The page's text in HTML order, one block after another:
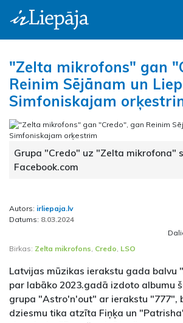
"Zelta mikrofons" gan
Reinim Sējānam un
Simfoniskajam
Grupa "Credo" uz "Zelta mikrofona"
Facebook.com
Autors: irliepaja.lv
Datums: 8.03.2024
Birkas: Zelta mikrofons Credo LSO
Latvijas mūzikas ierakstu gada balvu
par labāko 2023.gadā izdoto albumu
grupa "Astro'n'out" ar ierakstu "777",
dziesmu tika atzīta Fiņķa un